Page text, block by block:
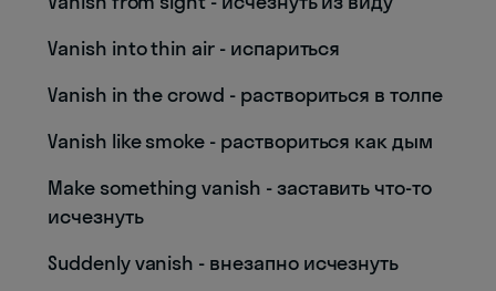
Vanish into thin air - испариться
Vanish in the crowd - раствориться в толпе
Vanish like smoke - раствориться как дым
Make something vanish - заставить что-то
исчезнуть
Suddenly vanish - внезапно исчезнуть